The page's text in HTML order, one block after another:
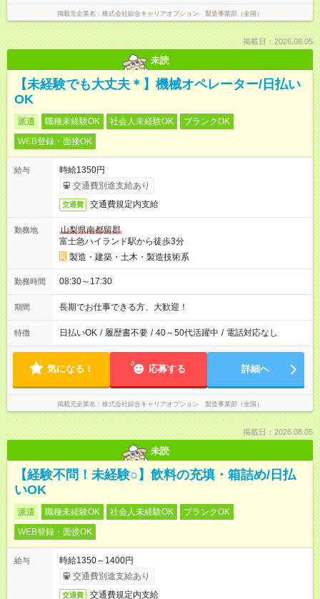
掲載元企業名 株式会社綜合キャリアオプション 製造事業部（全国）
掲載日：2026.08.05
未読
【未経験でも大丈夫＊】機械オペレーター/日払い
OK
派遣 職種未経験OK 社会人未経験OK
ブランクOK
WEB登録・面接OK
給与
時給1350円
交通費別途支給あり
交通費 交通費規定内支給
勤務地
山梨県南都留郡
富士急ハイランド駅から徒歩3分
製造・建築・土木・製造技術系
勤務時間 08:30～17:30
期間 長期でお仕事できる方、大歓迎！
特徴 日払いOK / 履歴書不要 / 40～50代活躍中 / 電話対応なし
気になる！ 応募する 詳細へ
掲載元企業名 株式会社綜合キャリアオプション 製造事業部（全国）
掲載日：2026.08.05
未読
【経験不問！未経験○】飲料の充填・箱詰め/日払
いOK
派遣 職種未経験OK 社会人未経験OK
ブランクOK
WEB登録・面接OK
給与
時給1350～1400円
交通費別途支給あり
交通費 交通費規定内支給